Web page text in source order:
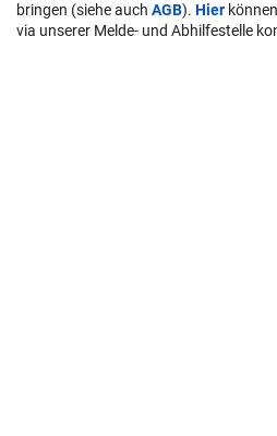
bringen (siehe auch AGB). Hier
via unserer Melde- und Abhilfestelle